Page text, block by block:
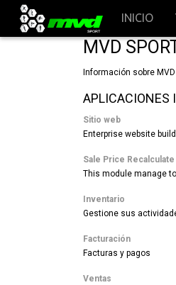
INICIO
MVD
Información sobre
APLICACIONES
Sitio web
Enterprise website
Sale Price Recalculate
This module manage
Inventario
Gestione sus
Facturación
Facturas y pagos
Ventas